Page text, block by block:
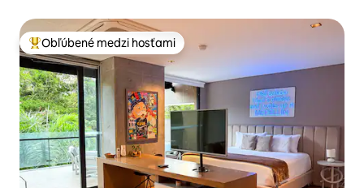
Najobľúbenejšie medzi hosťami
Obľúbené medzi hosťami